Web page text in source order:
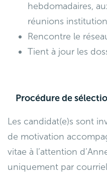
hebdomadaires,
réunions
Rencontre le
Tient à jour les
Procédure de
Les candidat(e)s sont
de motivation
vitae à l’attention
uniquement par courriel